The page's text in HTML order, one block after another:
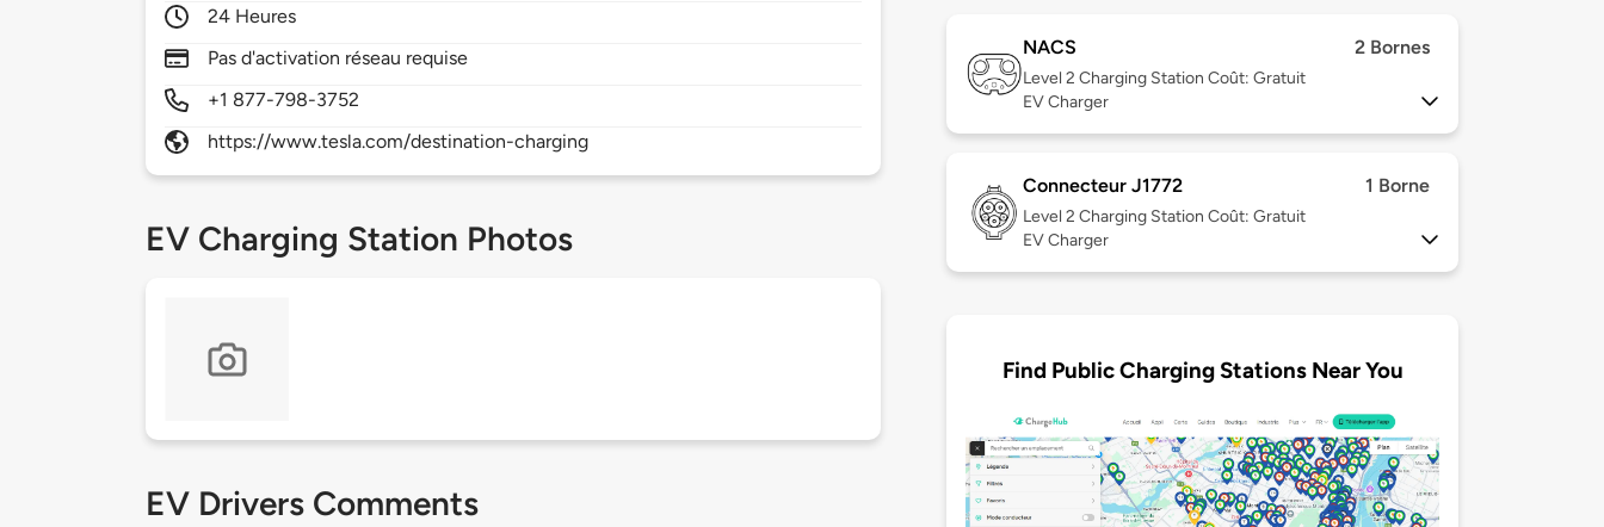
24 Heures
Pas d'activation réseau requise
+1 877-798-3752
https://www.tesla.com/destination-charging
EV Charging Station Photos
EV Drivers Comments
NACS 2 Bornes
Level 2 Charging Station Coût: Gratuit
EV Charger
Connecteur J1772 1 Borne
Level 2 Charging Station Coût: Gratuit
EV Charger
Find Public Charging Stations Near You